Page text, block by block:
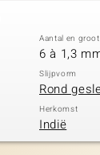
Aantal en
6 à 1,3
Slijpvorm
Rond
Herkomst
Indië